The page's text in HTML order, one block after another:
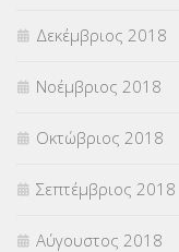
Δεκέμβριος 2018
Νοέμβριος 2018
Οκτώβριος 2018
Σεπτέμβριος 2018
Αύγουστος 2018